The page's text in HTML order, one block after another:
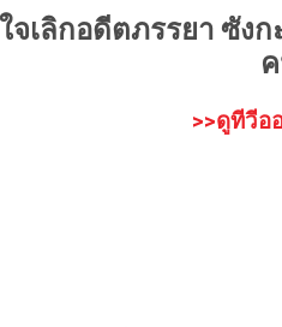
จเลิกอดีตภรรยา ซัง
>>ดูทีวีอ